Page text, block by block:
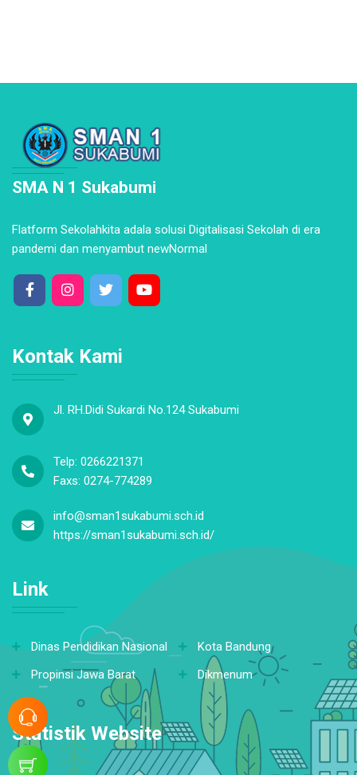
SMA N 1 Sukabumi
Flatform Sekolahkita adala solusi Digitalisasi Sekolah di era
pandemi dan menyambut newNormal
Kontak Kami
Jl. RH.Didi Sukardi No.124 Sukabumi
Telp: 0266221371
Faxs: 0274-774289
info@sman1sukabumi.sch.id
https://sman1sukabumi.sch.id/
Link
Dinas Pendidikan Nasional
Kota Bandung
Propinsi Jawa Barat
Dikmenum
Statistik Website